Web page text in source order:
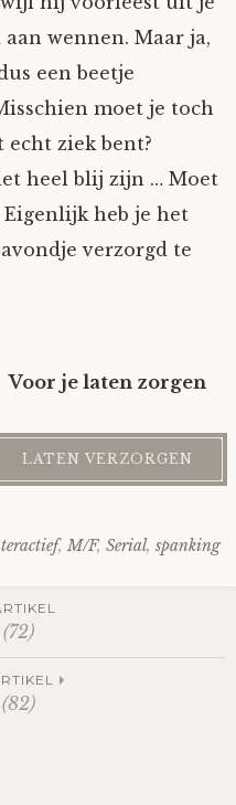
wennen. Maar ja,
een beetje
moet je toch
ziek bent?
heel blij zijn … Moet
Eigenlijk heb je het
verzorgd te
Voor je laten zorgen
, M/F, Serial, spanking
(72)
(82)